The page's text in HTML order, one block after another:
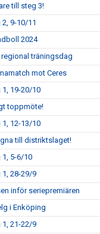
till steg 3!
9-10/11
2024
träningsdag
mot Ceres
19-20/10
toppmöte!
12-13/10
till distriktslaget!
1, 5-6/10
28-29/9
inför seriepremiären
i Enköping
21-22/9